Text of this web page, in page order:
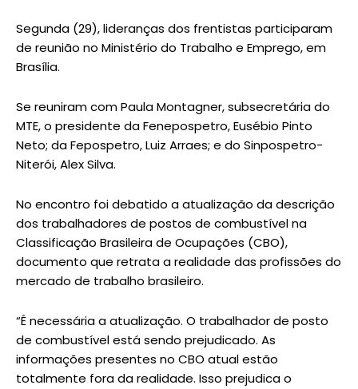
Segunda (29), lideranças dos frentistas participaram
de reunião no Ministério do Trabalho e Emprego, em
Brasília.
Se reuniram com Paula Montagner, subsecretária do
MTE, o presidente da Fenepospetro, Eusébio Pinto
Neto; da Fepospetro, Luiz Arraes; e do Sinpospetro-
Niterói, Alex Silva.
No encontro foi debatido a atualização da descrição
dos trabalhadores de postos de combustível na
Classificação Brasileira de Ocupações (CBO),
documento que retrata a realidade das profissões do
mercado de trabalho brasileiro.
“É necessária a atualização. O trabalhador de posto
de combustível está sendo prejudicado. As
informações presentes no CBO atual estão
totalmente fora da realidade. Isso prejudica o